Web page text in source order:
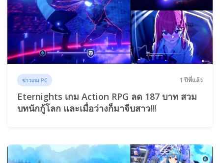
ข่าวเกม PC 1 ปีที่แล้ว
Eternights เกม Action RPG ลด 187 บาท สวม
บทนักกู้โลก และเมื่อว่างก็มาจีบสาว!!!